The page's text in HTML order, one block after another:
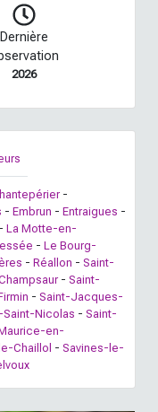
Dernière
2026
-
- Embrun - Entraigues -
- La Motte-en-
- Le Bourg-
- Réallon - Saint-
- Saint-
- Saint-Jacques-
Nicolas - Saint-
en-
Chaillol - Savines-le-